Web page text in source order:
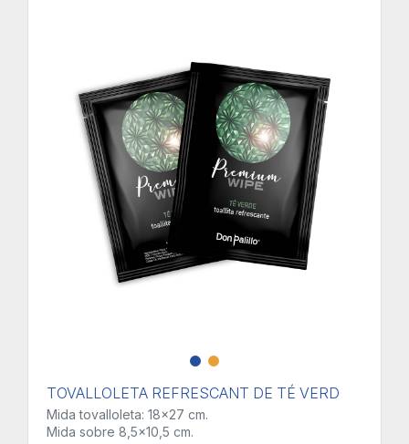
TOVALLOLETA REFRESCANT DE TÉ VERD
Mida tovalloleta: 18x27 cm.
Mida sobre 8,5x10,5 cm.